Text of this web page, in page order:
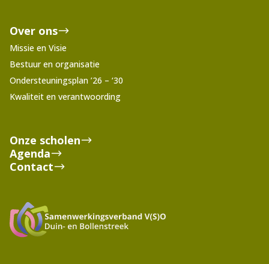
Over ons
Missie en Visie
Bestuur en organisatie
Ondersteuningsplan ’26 – ‘30
Kwaliteit en verantwoording
Onze scholen
Agenda
Contact